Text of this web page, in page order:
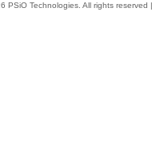
PSiO Technologies. All rights reserved